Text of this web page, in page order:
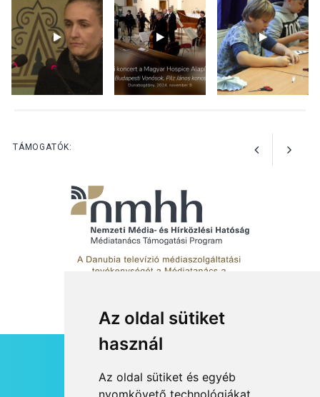
Az oldal sütiket
használ
Az oldal sütiket és egyéb
nyomkövető technológiákat
hagyomány – kiállítás
nyitotta meg az idei Irány
Surány Fesztivált
KULTÚRA 2026 AUG 05
TÁMOGATÓK:
RSS